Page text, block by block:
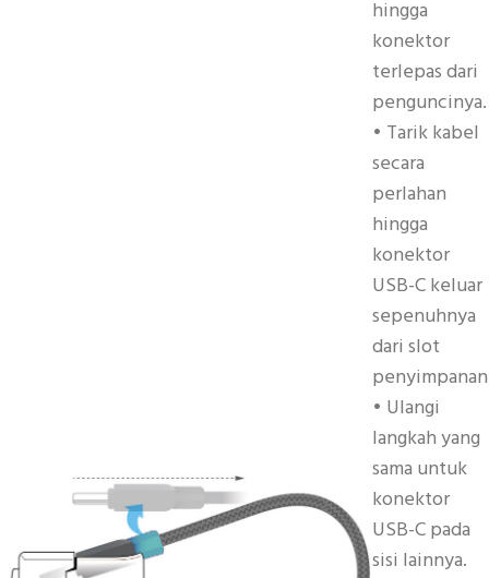
hingga
konektor
terlepas dari
penguncinya.
• Tarik kabel
secara
perlahan
hingga
konektor
USB-C keluar
sepenuhnya
dari slot
• Ulangi
langkah yang
sama untuk
konektor
USB-C pada
sisi lainnya.